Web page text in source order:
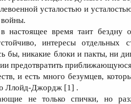
усталостью и
время таит бездну
интересы отдельных
бы, никакие блоки и пакты, ни
предотвратить приближающуюся
и есть много безумцев,
Ллойд-Джордж [1] .
не только спички, но